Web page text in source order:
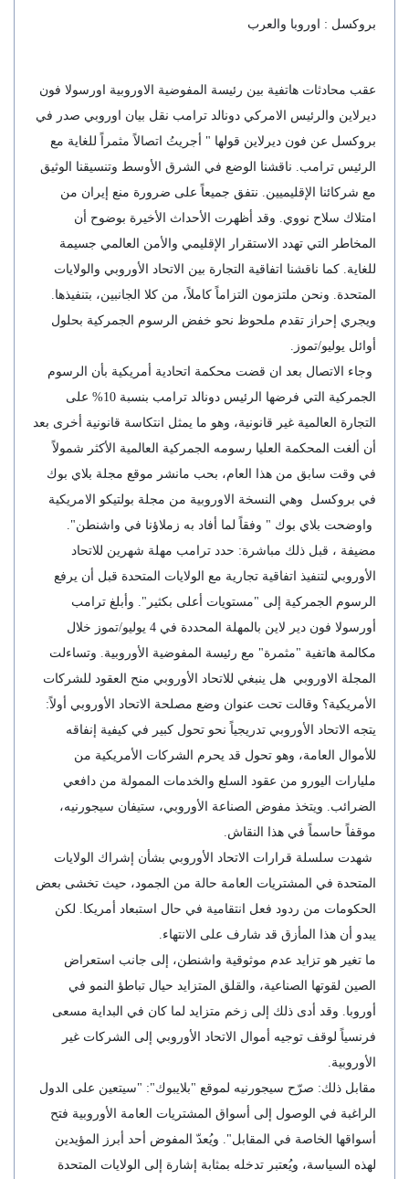
بروكسل : اوروبا والعرب
عقب محادثات هاتفية بين رئيسة المفوضية الاوروبية اورسولا فون
ديرلاين والرئيس الامركي دونالد ترامب نقل بيان اوروبي صدر في
بروكسل عن فون ديرلاين قولها " أجريتُ اتصالاً مثمراً للغاية مع
الرئيس ترامب. ناقشنا الوضع في الشرق الأوسط وتنسيقنا الوثيق
مع شركائنا الإقليميين. نتفق جميعاً على ضرورة منع إيران من
امتلاك سلاح نووي. وقد أظهرت الأحداث الأخيرة بوضوح أن
المخاطر التي تهدد الاستقرار الإقليمي والأمن العالمي جسيمة
للغاية. كما ناقشنا اتفاقية التجارة بين الاتحاد الأوروبي والولايات
المتحدة. ونحن ملتزمون التزاماً كاملاً، من كلا الجانبين، بتنفيذها.
ويجري إحراز تقدم ملحوظ نحو خفض الرسوم الجمركية بحلول
أوائل يوليو/تموز.
وجاء الاتصال بعد ان قضت محكمة اتحادية أمريكية بأن الرسوم
الجمركية التي فرضها الرئيس دونالد ترامب بنسبة 10% على
التجارة العالمية غير قانونية، وهو ما يمثل انتكاسة قانونية أخرى بعد
أن ألغت المحكمة العليا رسومه الجمركية العالمية الأكثر شمولاً
في وقت سابق من هذا العام، بحب مانشر موقع مجلة بلاي بوك
في بروكسل وهي النسخة الاوروبية من مجلة بولتيكو الامريكية
واوضحت بلاي بوك " وفقاً لما أفاد به زملاؤنا في واشنطن".
مضيفة ، قبل ذلك مباشرة: حدد ترامب مهلة شهرين للاتحاد
الأوروبي لتنفيذ اتفاقية تجارية مع الولايات المتحدة قبل أن يرفع
الرسوم الجمركية إلى "مستويات أعلى بكثير". وأبلغ ترامب
أورسولا فون دير لاين بالمهلة المحددة في 4 يوليو/تموز خلال
مكالمة هاتفية "مثمرة" مع رئيسة المفوضية الأوروبية. وتساءلت
المجلة الاوروبي هل ينبغي للاتحاد الأوروبي منح العقود للشركات
الأمريكية؟ وقالت تحت عنوان وضع مصلحة الاتحاد الأوروبي أولاً:
يتجه الاتحاد الأوروبي تدريجياً نحو تحول كبير في كيفية إنفاقه
للأموال العامة، وهو تحول قد يحرم الشركات الأمريكية من
مليارات اليورو من عقود السلع والخدمات الممولة من دافعي
الضرائب. ويتخذ مفوض الصناعة الأوروبي، ستيفان سيجورنيه،
موقفاً حاسماً في هذا النقاش.
شهدت سلسلة قرارات الاتحاد الأوروبي بشأن إشراك الولايات
المتحدة في المشتريات العامة حالة من الجمود، حيث تخشى بعض
الحكومات من ردود فعل انتقامية في حال استبعاد أمريكا. لكن
يبدو أن هذا المأزق قد شارف على الانتهاء.
ما تغير هو تزايد عدم موثوقية واشنطن، إلى جانب استعراض
الصين لقوتها الصناعية، والقلق المتزايد حيال تباطؤ النمو في
أوروبا. وقد أدى ذلك إلى زخم متزايد لما كان في البداية مسعى
فرنسياً لوقف توجيه أموال الاتحاد الأوروبي إلى الشركات غير
الأوروبية.
مقابل ذلك: صرّح سيجورنيه لموقع "بلايبوك": "سيتعين على الدول
الراغبة في الوصول إلى أسواق المشتريات العامة الأوروبية فتح
أسواقها الخاصة في المقابل". ويُعدّ المفوض أحد أبرز المؤيدين
لهذه السياسة، ويُعتبر تدخله بمثابة إشارة إلى الولايات المتحدة